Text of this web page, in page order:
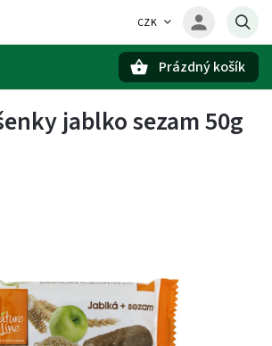
CZK
Prázdný košík
jablko sezam 50g